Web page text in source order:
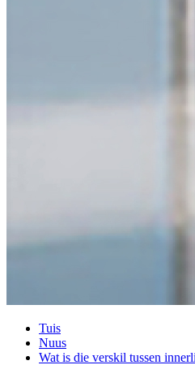
Tuis
Nuus
Wat is die verskil tussen